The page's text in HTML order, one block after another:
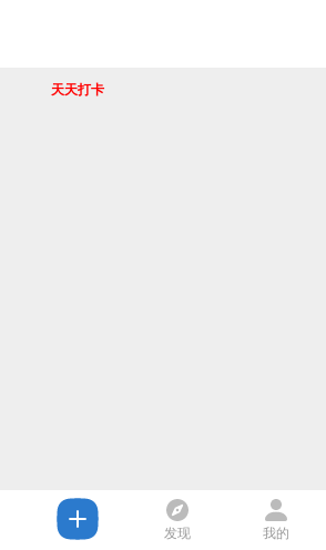
天天打卡
发现 我的